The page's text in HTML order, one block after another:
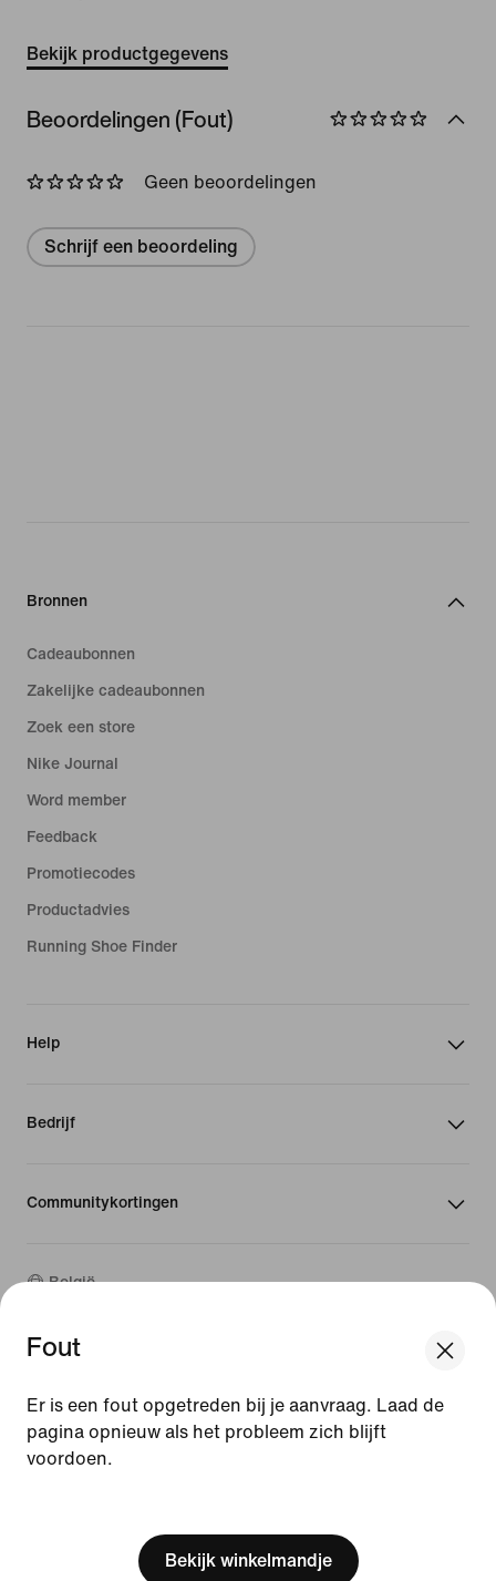
Update your location?
België
Fout
Er is een fout opgetreden bij je aanvraag. Laad de
pagina opnieuw als het probleem zich blijft
voordoen.
Bekijk winkelmandje
Bekijk productgegevens
Beoordelingen (Fout)
Geen beoordelingen
Schrijf een beoordeling
Bronnen
Cadeaubonnen
Zakelijke cadeaubonnen
Zoek een store
Nike Journal
Word member
Feedback
Promotiecodes
Productadvies
Running Shoe Finder
Help
Bedrijf
Communitykortingen
België
© 2026
Gebruiksvoorwaarden
Verkoopvoorwaarden
Bedrijfsgegevens